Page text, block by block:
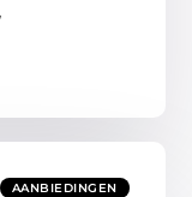
AANBIEDINGEN